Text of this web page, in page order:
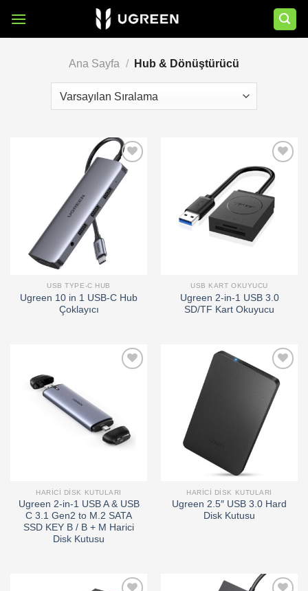
atla
Ana Sayfa / Hub & Dönüştürücü
Add to
wishlist
USB TYPE-C HUB
Ugreen 10 in 1 USB-C Hub
Çoklayıcı
Add to
wishlist
USB KART OKUYUCU
Ugreen 2-in-1 USB 3.0
SD/TF Kart Okuyucu
HARICI DISK KUTULARI
Ugreen 2-in-1 USB A & USB
C 3.1 Gen2 to M.2 SATA
SSD KEY B / B + M Harici
Disk Kutusu
Add to
wishlist
HARICI DISK KUTULARI
Ugreen 2.5″ USB 3.0 Hard
Disk Kutusu